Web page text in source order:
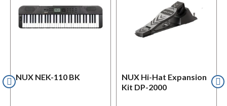
NUX NEK-110 BK
NUX Hi-Hat Expansion
Kit DP-2000